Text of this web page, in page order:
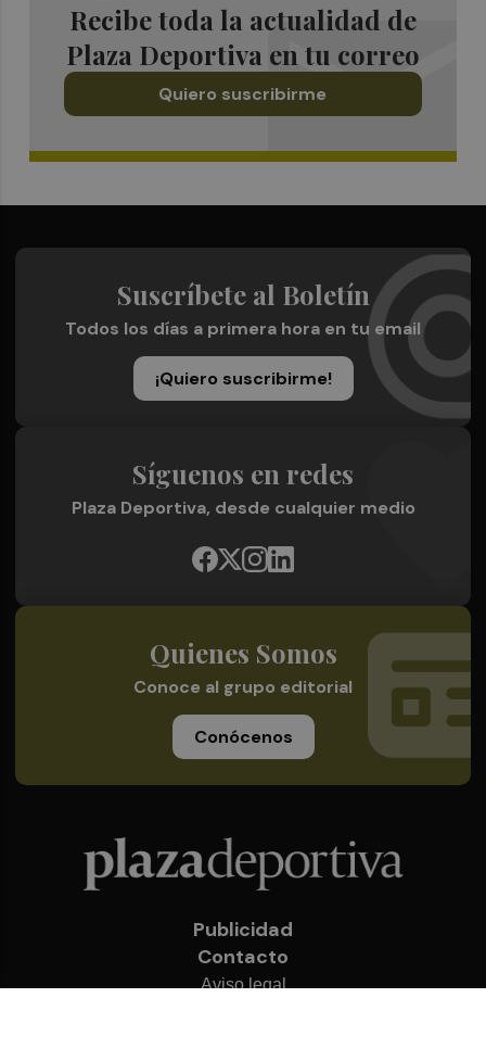
Recibe toda la actualidad de
Plaza Deportiva en tu correo
Quiero suscribirme
Suscríbete al Boletín
Todos los días a primera hora en tu email
¡Quiero suscribirme!
Síguenos en redes
Plaza Deportiva, desde cualquier medio
Quienes Somos
Conoce al grupo editorial
Conócenos
Publicidad
Contacto
Aviso legal